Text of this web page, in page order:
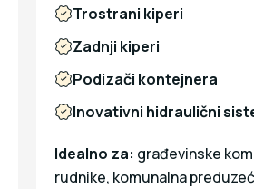
Trostrani kiperi
Zadnji kiperi
Podizači kontejnera
Inovativni hidraulični
Idealno za: građevinske
rudnike, komunalna